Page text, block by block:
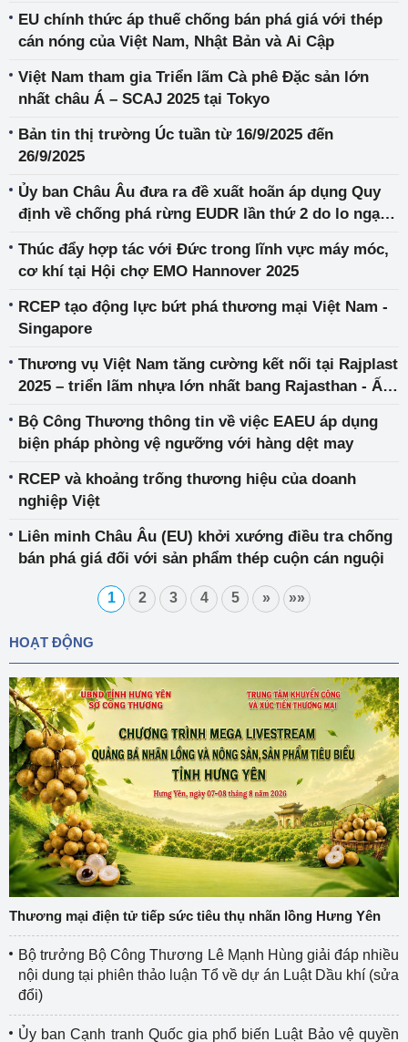
EU chính thức áp thuế chống bán phá giá với thép
cán nóng của Việt Nam, Nhật Bản và Ai Cập
Việt Nam tham gia Triển lãm Cà phê Đặc sản lớn
nhất châu Á – SCAJ 2025 tại Tokyo
Bản tin thị trường Úc tuần từ 16/9/2025 đến
26/9/2025
Ủy ban Châu Âu đưa ra đề xuất hoãn áp dụng Quy
định về chống phá rừng EUDR lần thứ 2 do lo ngại
Thúc đẩy hợp tác với Đức trong lĩnh vực máy móc,
cơ khí tại Hội chợ EMO Hannover 2025
RCEP tạo động lực bứt phá thương mại Việt Nam -
Singapore
Thương vụ Việt Nam tăng cường kết nối tại Rajplast
2025 – triển lãm nhựa lớn nhất bang Rajasthan - Ấn
Bộ Công Thương thông tin về việc EAEU áp dụng
biện pháp phòng vệ ngưỡng với hàng dệt may
RCEP và khoảng trống thương hiệu của doanh
nghiệp Việt
Liên minh Châu Âu (EU) khởi xướng điều tra chống
bán phá giá đối với sản phẩm thép cuộn cán nguội
1 2 3 4 5 » »»
HOẠT ĐỘNG
Thương mại điện tử tiếp sức tiêu thụ nhãn lồng Hưng Yên
Bộ trưởng Bộ Công Thương Lê Mạnh Hùng giải đáp nhiều
nội dung tại phiên thảo luận Tổ về dự án Luật Dầu khí (sửa
đổi)
Ủy ban Cạnh tranh Quốc gia phổ biến Luật Bảo vệ quyền